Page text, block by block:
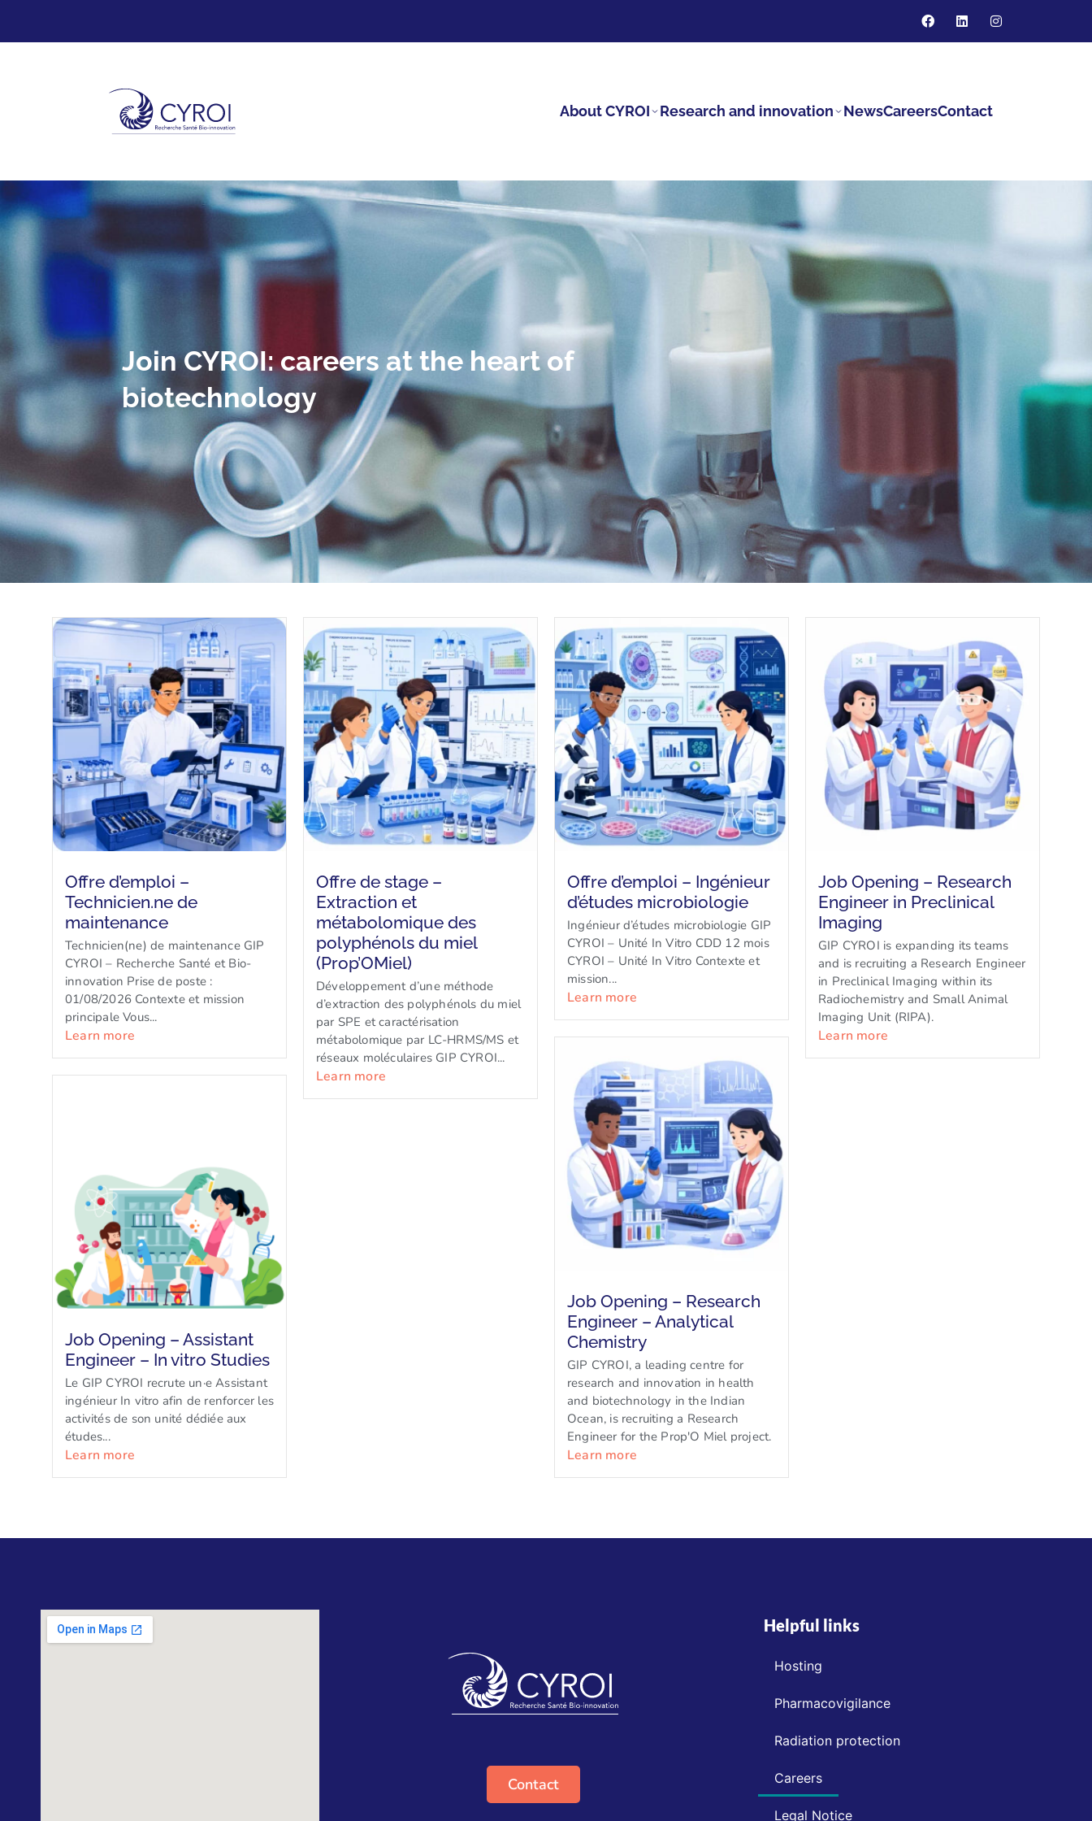
About CYROI Research and innovation NewsCareersContact
Join CYROI: careers at the heart of
biotechnology
Offre d’emploi –
Technicien.ne de
maintenance
Technicien(ne) de maintenance GIP
CYROI – Recherche Santé et Bio-
innovation Prise de poste :
01/08/2026 Contexte et mission
principale Vous...
Learn more
Offre de stage –
Extraction et
métabolomique des
polyphénols du miel
(Prop’OMiel)
Développement d’une méthode
d’extraction des polyphénols du miel
par SPE et caractérisation
métabolomique par LC-HRMS/MS et
réseaux moléculaires GIP CYROI...
Learn more
Offre d’emploi – Ingénieur
d’études microbiologie
Ingénieur d’études microbiologie GIP
CYROI – Unité In Vitro CDD 12 mois
CYROI – Unité In Vitro Contexte et
mission...
Learn more
Job Opening – Research
Engineer in Preclinical
Imaging
GIP CYROI is expanding its teams
and is recruiting a Research Engineer
in Preclinical Imaging within its
Radiochemistry and Small Animal
Imaging Unit (RIPA).
Learn more
Job Opening – Research
Engineer – Analytical
Chemistry
GIP CYROI, a leading centre for
research and innovation in health
and biotechnology in the Indian
Ocean, is recruiting a Research
Engineer for the Prop'O Miel project.
Learn more
Job Opening – Assistant
Engineer – In vitro Studies
Le GIP CYROI recrute un·e Assistant
ingénieur In vitro afin de renforcer les
activités de son unité dédiée aux
études...
Learn more
Contact
Helpful links
Hosting
Pharmacovigilance
Radiation protection
Careers
Legal Notice